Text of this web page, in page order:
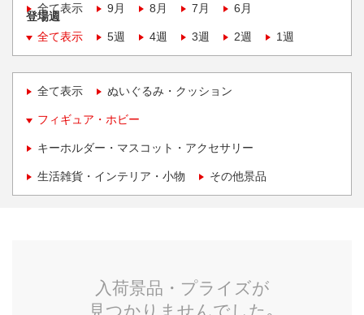
全て表示
9月 8月 7月 6月
登場週
全て表示
5週 4週 3週 2週 1週
全て表示 ぬいぐるみ・クッション
フィギュア・ホビー
キーホルダー・マスコット・アクセサリー
生活雑貨・インテリア・小物 その他景品